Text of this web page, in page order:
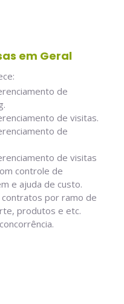
em Geral
de
de visitas.
de
de visitas
controle de
e ajuda de custo.
por ramo de
produtos e etc.